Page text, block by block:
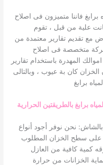
فاننا متميزون فى اصلاح
علية من قبل ، تقوم
مع تقديم تقارير معتمدة من
كشركة متخصصة فى اصلاح
المهدرة باستخدام تقارير
كان بة عيوب ، وبالتالى
برابغ
برابغ بالطريقتين الحرارية
نحن نوفر أجود أنواع
على سطح الخزان المطلوب
كمية كافية من العازل
الخزانات من حرارة